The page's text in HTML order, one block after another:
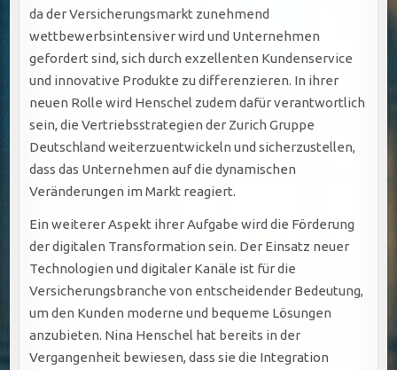
da der Versicherungsmarkt zunehmend
wettbewerbsintensiver wird und Unternehmen
gefordert sind, sich durch exzellenten Kundenservice
und innovative Produkte zu differenzieren. In ihrer
neuen Rolle wird Henschel zudem dafür verantwortlich
sein, die Vertriebsstrategien der Zurich Gruppe
Deutschland weiterzuentwickeln und sicherzustellen,
dass das Unternehmen auf die dynamischen
Veränderungen im Markt reagiert.
Ein weiterer Aspekt ihrer Aufgabe wird die Förderung
der digitalen Transformation sein. Der Einsatz neuer
Technologien und digitaler Kanäle ist für die
Versicherungsbranche von entscheidender Bedeutung,
um den Kunden moderne und bequeme Lösungen
anzubieten. Nina Henschel hat bereits in der
Vergangenheit bewiesen, dass sie die Integration